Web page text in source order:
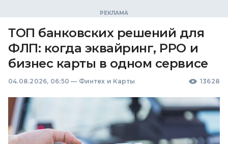
ТОП банковских решений для
ФЛП: когда эквайринг, РРО и
бизнес карты в одном сервисе
04.08.2026, 06:50 — Финтех и Карты 13628